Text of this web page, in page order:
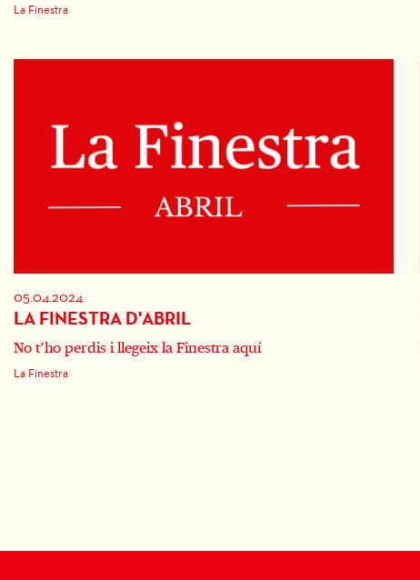
La Finestra
05.04.2024
LA FINESTRA D'ABRIL
No t’ho perdis i llegeix la Finestra aquí
La Finestra